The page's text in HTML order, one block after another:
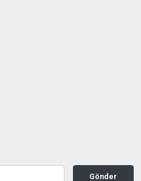
Gönder